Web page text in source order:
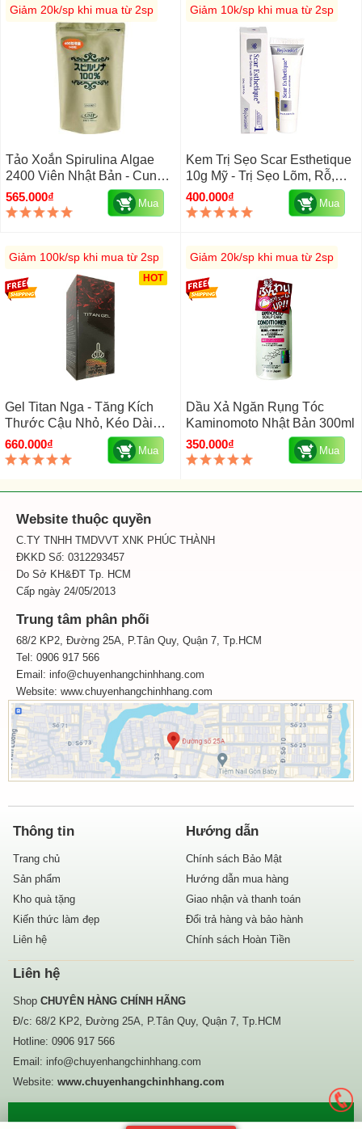
Giảm 20k/sp khi mua từ 2sp
Tảo Xoắn Spirulina Algae
2400 Viên Nhật Bản - Cung
Cấp Vitamin
565.000₫ Mua
Giảm 10k/sp khi mua từ 2sp
Kem Trị Sẹo Scar Esthetique
10g Mỹ - Trị Sẹo Lõm, Rỗ,
Thâm
400.000₫ Mua
HOT
Giảm 100k/sp khi mua từ 2sp
Gel Titan Nga - Tăng Kích
Thước Cậu Nhỏ, Kéo Dài
Thời Gian Quan Hệ
660.000₫ Mua
Giảm 20k/sp khi mua từ 2sp
Dầu Xả Ngăn Rụng Tóc
Kaminomoto Nhật Bản 300ml
350.000₫
Mua
Website thuộc quyền
C.TY TNHH TMDVVT XNK PHÚC THÀNH
ĐKKD Số: 0312293457
Do Sở KH&ĐT Tp. HCM
Cấp ngày 24/05/2013
Trung tâm phân phối
68/2 KP2, Đường 25A, P.Tân Quy, Quận 7, Tp.HCM
Tel: 0906 917 566
Email: info@chuyenhangchinhhang.com
Website: www.chuyenhangchinhhang.com
Thông tin
Trang chủ
Sản phẩm
Kho quà tặng
Kiến thức làm đẹp
Liên hệ
Hướng dẫn
Chính sách Bảo Mật
Hướng dẫn mua hàng
Giao nhận và thanh toán
Đổi trả hàng và bảo hành
Chính sách Hoàn Tiền
Liên hệ
Shop CHUYÊN HÀNG CHÍNH HÃNG
Đ/c: 68/2 KP2, Đường 25A, P.Tân Quy, Quận 7, Tp.HCM
Hotline: 0906 917 566
Email: info@chuyenhangchinhhang.com
Website: www.chuyenhangchinhhang.com